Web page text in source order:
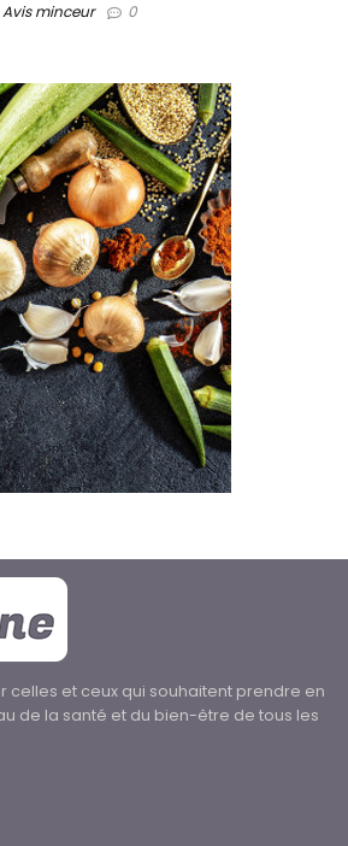
Avis minceur 0
celles et ceux qui souhaitent prendre en
de la santé et du bien-être de tous les